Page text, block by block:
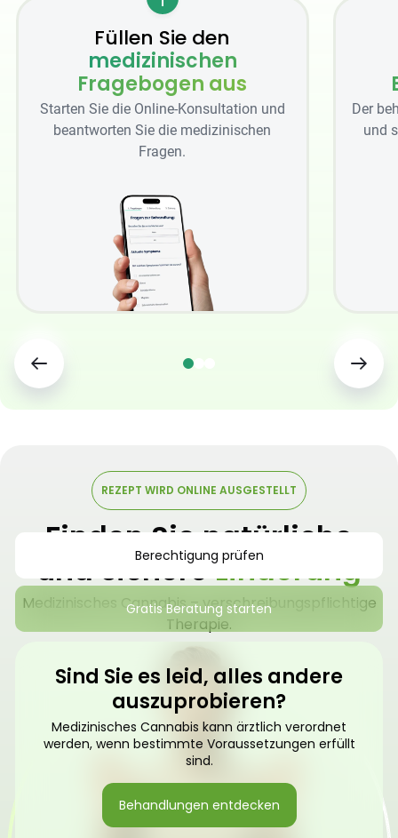
Füllen Sie den
medizinischen
Fragebogen aus
Starten Sie die Online-Konsultation und
beantworten Sie die medizinischen
Fragen.
Der
und
REZEPT WIRD ONLINE AUSGESTELLT
Finden Sie natürliche
und sichereLinderung
Medizinisches Cannabis – verschreibungspflichtige
Therapie.
Berechtigung prüfen
Gratis Beratung starten
Sind Sie es leid, alles andere
auszuprobieren?
Medizinisches Cannabis kann ärztlich verordnet
werden, wenn bestimmte Voraussetzungen erfüllt
sind.
Behandlungen entdecken